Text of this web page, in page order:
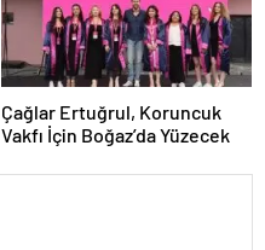
Çağlar Ertuğrul, Koruncuk
Vakfı İçin Boğaz’da Yüzecek